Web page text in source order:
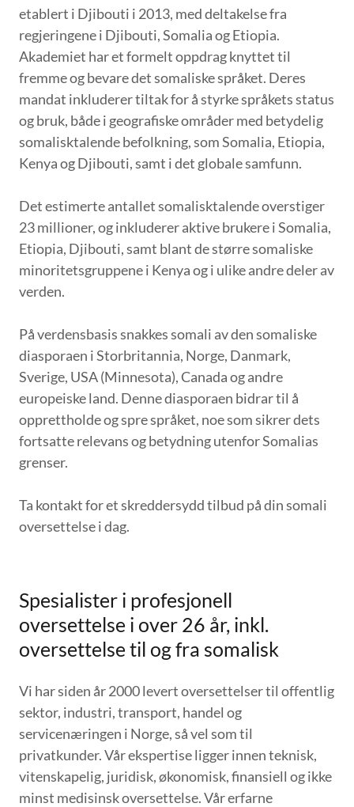
etablert i Djibouti i 2013, med deltakelse fra
regjeringene i Djibouti, Somalia og Etiopia.
Akademiet har et formelt oppdrag knyttet til
fremme og bevare det somaliske språket. Deres
mandat inkluderer tiltak for å styrke språkets status
og bruk, både i geografiske områder med betydelig
somalisktalende befolkning, som Somalia, Etiopia,
Kenya og Djibouti, samt i det globale samfunn.
Det estimerte antallet somalisktalende overstiger
23 millioner, og inkluderer aktive brukere i Somalia,
Etiopia, Djibouti, samt blant de større somaliske
minoritetsgruppene i Kenya og i ulike andre deler av
verden.
På verdensbasis snakkes somali av den somaliske
diasporaen i Storbritannia, Norge, Danmark,
Sverige, USA (Minnesota), Canada og andre
europeiske land. Denne diasporaen bidrar til å
opprettholde og spre språket, noe som sikrer dets
fortsatte relevans og betydning utenfor Somalias
grenser.
Ta kontakt for et skreddersydd tilbud på din somali
oversettelse i dag.
Spesialister i profesjonell
oversettelse i over 26 år, inkl.
oversettelse til og fra somalisk
Vi har siden år 2000 levert oversettelser til offentlig
sektor, industri, transport, handel og
servicenæringen i Norge, så vel som til
privatkunder. Vår ekspertise ligger innen teknisk,
vitenskapelig, juridisk, økonomisk, finansiell og ikke
minst medisinsk oversettelse. Vår erfarne